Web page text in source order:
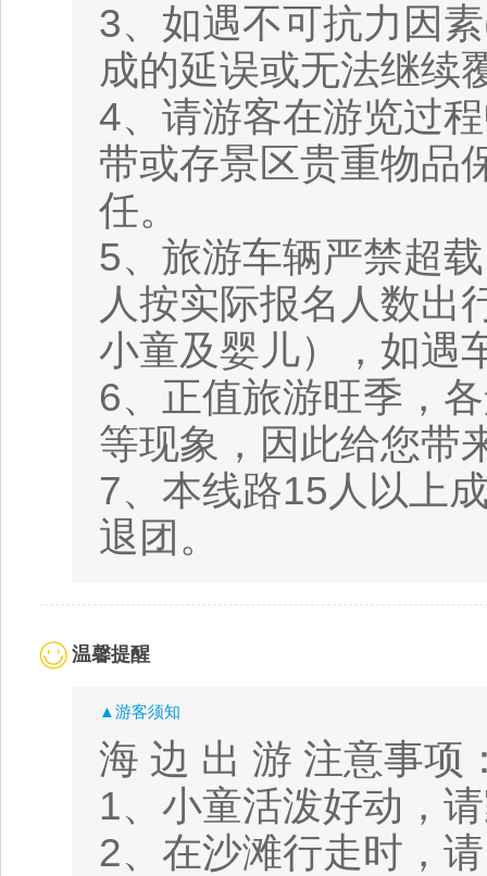
3、如遇不可抗力因
成的延误或无法继续
4、请游客在游览过
带或存景区贵重物品
任。
5、旅游车辆严禁超
人按实际报名人数出
小童及婴儿），如遇
6、正值旅游旺季，
等现象，因此给您带
7、本线路15人以上
退团。
温馨提醒
▲游客须知
海 边 出 游 注意事项
1、小童活泼好动，
2、在沙滩行走时，